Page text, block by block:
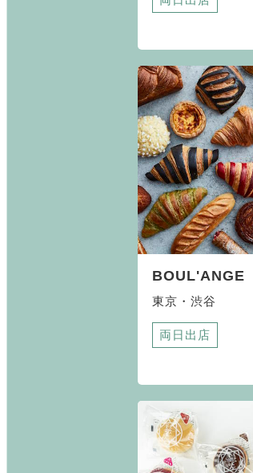
BOUL'ANGE
東京・渋谷
両日出店